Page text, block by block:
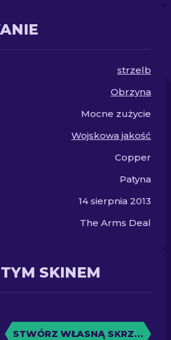
strzelb
Obrzyna
Mocne zużycie
Wojskowa jakość
Copper
Patyna
14 sierpnia 2013
The Arms Deal
SKINEM
STWÓRZ WŁASNĄ SKRZYNKĘ